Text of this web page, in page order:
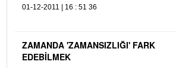
01-12-2011 | 16 : 51 36
ZAMANDA 'ZAMANSIZLIĞI' FARK
EDEBİLMEK